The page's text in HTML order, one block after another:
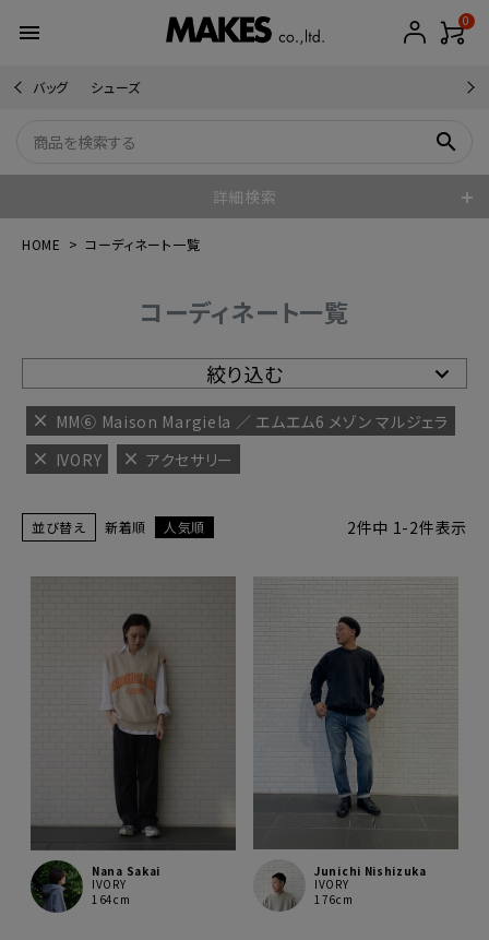
menu 0
バッグ シューズ
search
詳細検索
HOME コーディネート一覧
コーディネート一覧
絞り込む
MM⑥ Maison Margiela ／ エムエム6 メゾン マルジェラ
IVORY
アクセサリー
並び替え 新着順 人気順 2件中 1-2件表示
Nana Sakai
IVORY
164cm
Junichi Nishizuka
IVORY
176cm